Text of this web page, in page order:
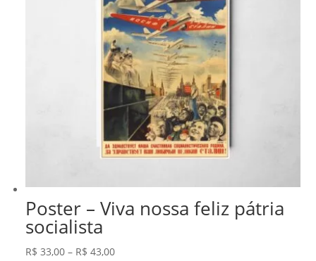
Poster – Viva nossa feliz pátria
socialista
R$ 33,00 – R$ 43,00Faixa